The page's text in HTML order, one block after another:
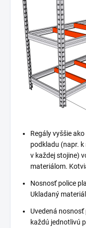
Regály vyššie
podkladu (napr.
v každej stojine)
materiálom.
Nosnosť police
Ukladaný
Uvedená
každú jednotlivú